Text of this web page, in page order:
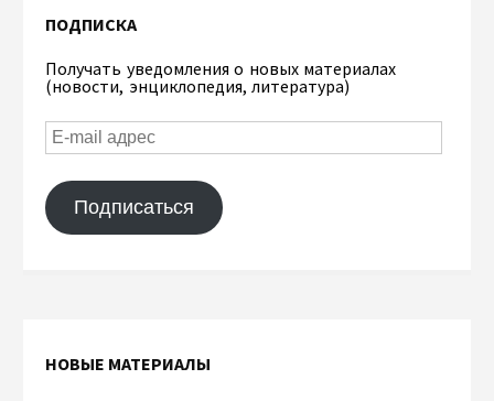
ПОДПИСКА
Получать уведомления о новых материалах
(новости, энциклопедия, литература)
Подписаться
НОВЫЕ МАТЕРИАЛЫ